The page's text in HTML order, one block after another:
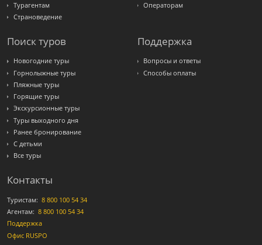
Турагентам
Страноведение
Операторам
Поиск туров
Новогодние туры
Горнолыжные туры
Пляжные туры
Горящие туры
Экскурсионные туры
Туры выходного дня
Ранее бронирование
С детьми
Все туры
Поддержка
Вопросы и ответы
Способы оплаты
Контакты
Туристам: 8 800 100 54 34
Агентам: 8 800 100 54 34
Поддержка
Офис RUSPO